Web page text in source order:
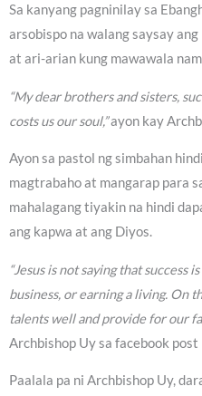
Sa kanyang pagninilay sa
arsobispo na walang saysay
at ari-arian kung mawawala
“My dear brothers and sisters,
costs us our soul,”ayon kay
Ayon sa pastol ng simbahan
magtrabaho at mangarap para
mahalagang tiyakin na hindi
ang kapwa at ang Diyos.
“Jesus is not saying that success
business, or earning a living. On
talents well and provide for our
Archbishop Uy sa facebook
Paalala pa ni Archbishop Uy,